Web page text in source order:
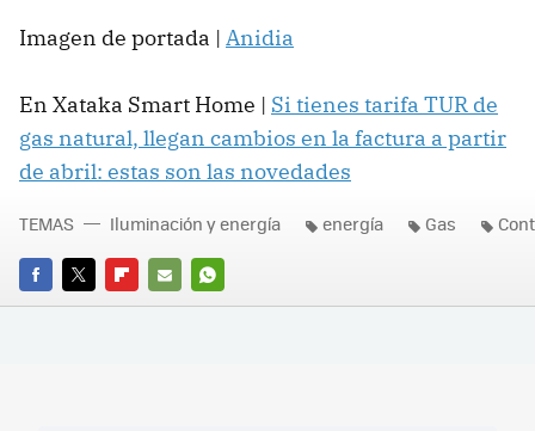
Imagen de portada | Anidia
En Xataka Smart Home | Si tienes tarifa TUR de
gas natural, llegan cambios en la factura a partir
de abril: estas son las novedades
FACEBOOK
TWITTERFLIPBOARD
E-
WHATSAPP
TEMAS Iluminación y energía energía Gas